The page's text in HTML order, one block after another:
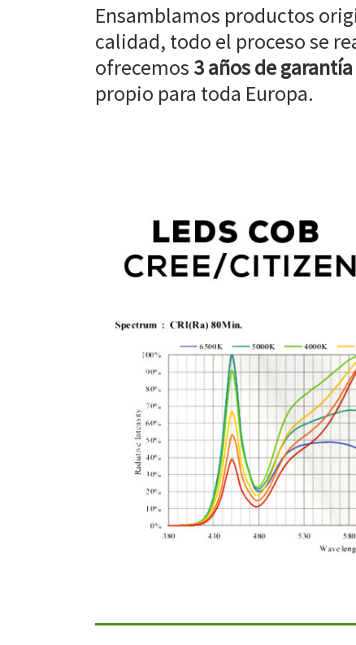
Ensamblamos productos
calidad, todo el proceso se
ofrecemos 3 años de garantía
propio para toda Europa.